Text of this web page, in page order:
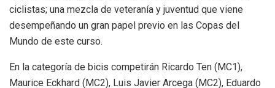
ciclistas; una mezcla de veteranía y juventud que viene
desempeñando un gran papel previo en las Copas del
Mundo de este curso.
En la categoría de bicis competirán Ricardo Ten (MC1),
Maurice Eckhard (MC2), Luis Javier Arcega (MC2), Eduardo